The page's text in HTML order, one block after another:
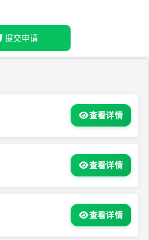
提交申请
查看详情
查看详情
查看详情